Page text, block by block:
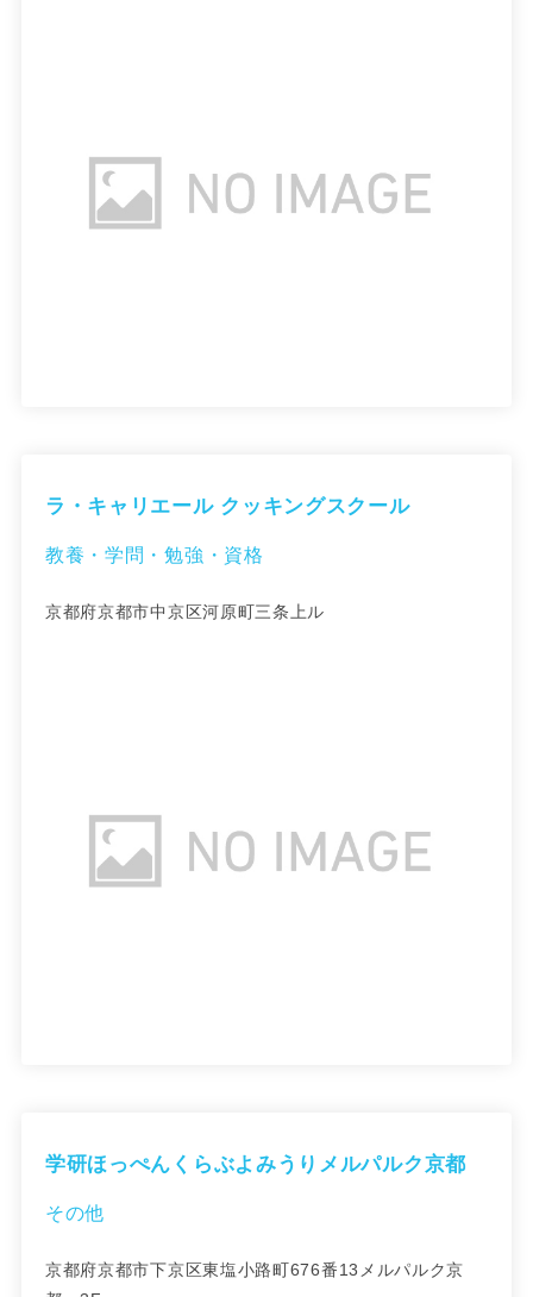
ラ・キャリエール クッキングスクール
教養・学問・勉強・資格
京都府京都市中京区河原町三条上ル
学研ほっぺんくらぶよみうりメルパルク京都
その他
京都府京都市下京区東塩小路町676番13メルパルク京